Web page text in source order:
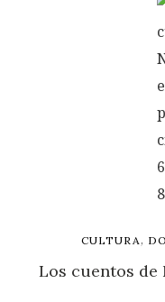
CULTURA,
Los cuentos de